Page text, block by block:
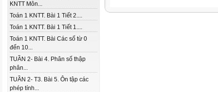
KNTT Môn...
Toán 1 KNTT. Bài 1 Tiết 2....
Toán 1 KNTT. Bài 1 Tiết 1....
Toán 1 KNTT. Bài Các số từ 0
đến 10...
TUẦN 2- Bài 4. Phân số thập
phân...
TUẦN 2- T3. Bài 5. Ôn tập các
phép tính...